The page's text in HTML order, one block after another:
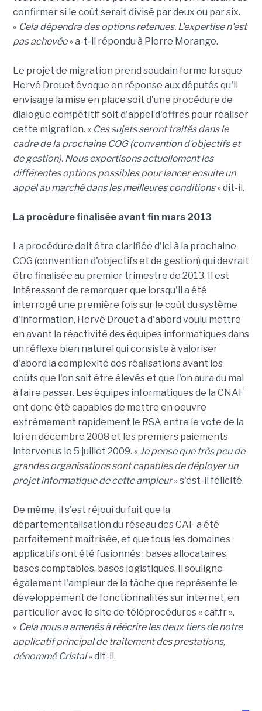
confirmer si le coût serait divisé par deux ou par six.
« Cela dépendra des options retenues. L'expertise n'est
pas achevée» a-t-il répondu à Pierre Morange.
Le projet de migration prend soudain forme lorsque
Hervé Drouet évoque en réponse aux députés qu'il
envisage la mise en place soit d'une procédure de
dialogue compétitif soit d'appel d'offres pour réaliser
cette migration. « Ces sujets seront traités dans le
cadre de la prochaine COG (convention d'objectifs et
de gestion). Nous expertisons actuellement les
différentes options possibles pour lancer ensuite un
appel au marché dans les meilleures conditions» dit-il.
La procédure finalisée avant fin mars 2013
La procédure doit être clarifiée d'ici à la prochaine
COG (convention d'objectifs et de gestion) qui devrait
être finalisée au premier trimestre de 2013. Il est
intéressant de remarquer que lorsqu'il a été
interrogé une première fois sur le coût du système
d'information, Hervé Drouet a d'abord voulu mettre
en avant la réactivité des équipes informatiques dans
un réflexe bien naturel qui consiste à valoriser
d'abord la complexité des réalisations avant les
coûts que l'on sait être élevés et que l'on aura du mal
à faire passer. Les équipes informatiques de la CNAF
ont donc été capables de mettre en oeuvre
extrêmement rapidement le RSA entre le vote de la
loi en décembre 2008 et les premiers paiements
intervenus le 5 juillet 2009. « Je pense que très peu de
grandes organisations sont capables de déployer un
projet informatique de cette ampleur» s'est-il félicité.
De même, il s'est réjoui du fait que la
départementalisation du réseau des CAF a été
parfaitement maîtrisée, et que tous les domaines
applicatifs ont été fusionnés : bases allocataires,
bases comptables, bases logistiques. Il souligne
également l'ampleur de la tâche que représente le
développement de fonctionnalités sur internet, en
particulier avec le site de téléprocédures « caf.fr ».
« Cela nous a amenés à réécrire les deux tiers de notre
applicatif principal de traitement des prestations,
dénommé Cristal» dit-il.